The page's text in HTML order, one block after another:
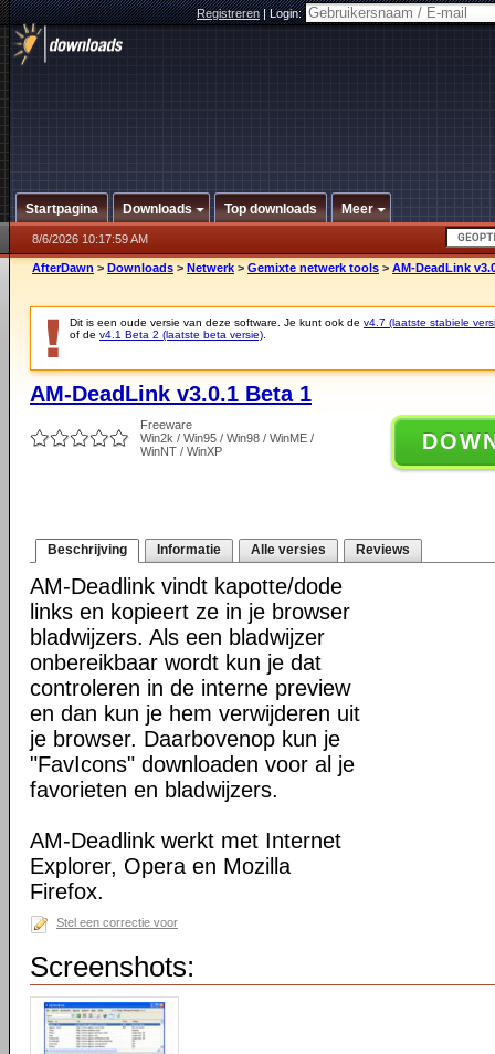
Registreren|Login:
Startpagina Downloads Top downloads Meer
8/6/2026 10:17:59 AM
AfterDawn > Downloads > Netwerk > Gemixte netwerk tools > AM-DeadLink
Dit is een oude versie van deze software. Je kunt ook de v4.7 (laatste stabiele
of de v4.1 Beta 2 (laatste beta versie)
AM-DeadLink v3.0.1 Beta 1
Freeware
Win2k / Win95 / Win98 / WinME /
WinNT / WinXP
Beschrijving Informatie Alle versies Reviews
AM-Deadlink vindt kapotte/dode
links en kopieert ze in je browser
bladwijzers. Als een bladwijzer
onbereikbaar wordt kun je dat
controleren in de interne preview
en dan kun je hem verwijderen uit
je browser. Daarbovenop kun je
"FavIcons" downloaden voor al je
favorieten en bladwijzers.
AM-Deadlink werkt met Internet
Explorer, Opera en Mozilla
Firefox.
Stel een correctie voor
Screenshots: